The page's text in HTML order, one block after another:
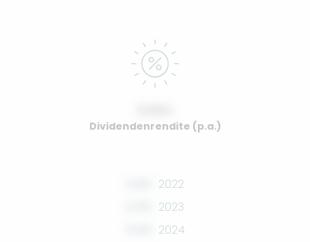
Dividendenrendite (p.a.)
2022
2023
2024